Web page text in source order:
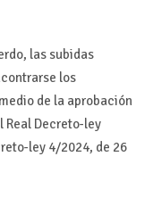
las subidas
los
de la aprobación
Real Decreto-ley
ley 4/2024, de 26